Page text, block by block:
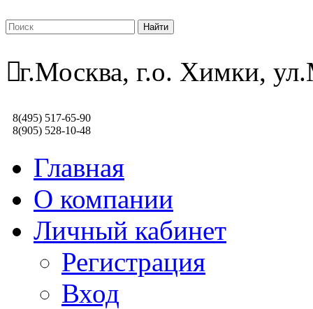
г.Москва, г.о. Химки,
8(495) 517-65-90
8(905) 528-10-48
Главная
О компании
Личный кабинет
Регистрация
Вход